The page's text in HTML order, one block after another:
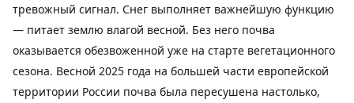
тревожный сигнал. Снег выполняет важнейшую функцию
— питает землю влагой весной. Без него почва
оказывается обезвоженной уже на старте вегетационного
сезона. Весной 2025 года на большей части европейской
территории России почва была пересушена настолько,